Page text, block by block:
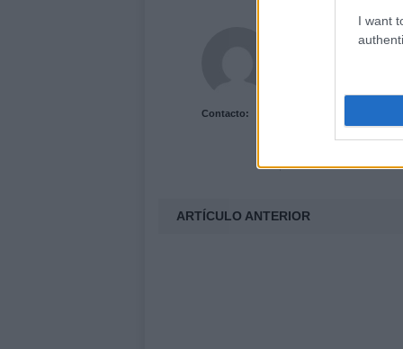
I want
Contacto:
Redacción
ARTÍCULO ANTERIOR